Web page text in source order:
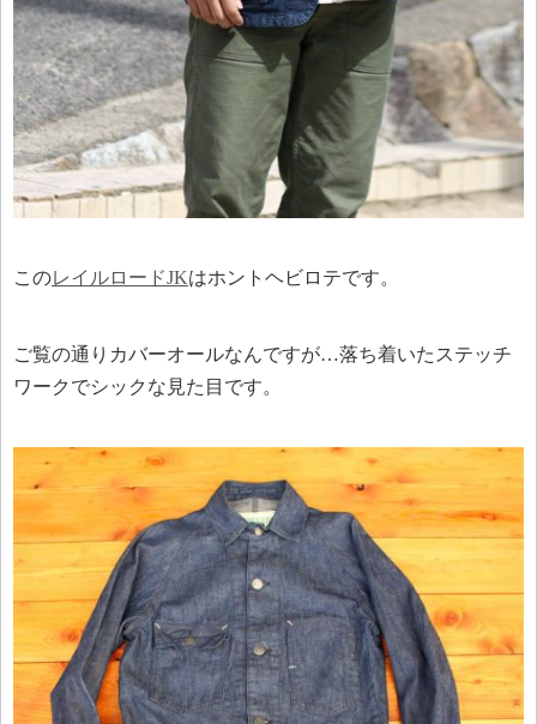
このレイルロードJKはホントヘビロテです。
ご覧の通りカバーオールなんですが…落ち着いたステッチ
ワークでシックな見た目です。